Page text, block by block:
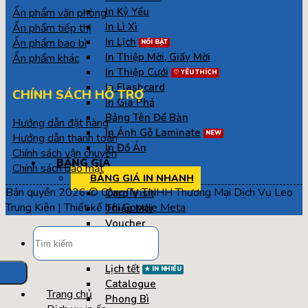
In Kỷ Yếu
In Lì Xì
In Lịch
In Thiệp Mời, Giấy Mời
In Thiệp Cưới
In Flashcard
In Gia Phả
Bảng Tên Để Bàn
In Ảnh Gỗ Laminate
In Đồ Án
BẢNG GIÁ
BẢNG GIÁ IN NHANH
Card Visit
Thiệp Mời
Voucher
Lịch tết
Catalogue
Phong Bì
Ấn phẩm văn phòng
Ấn phẩm tiếp thị
Ấn phẩm bao bì
Ấn phẩm khác
CHÍNH SÁCH HỖ TRỢ
Hướng dẫn đặt hàng
Hướng dẫn thanh toán
Chính sách vận chuyển
Chính sách bảo mật
Bản quyền 2026 © Công Ty TNHH Thương Mại Dịch Vụ Leo
Trung Kiên | Thiết kế bởiGoogle Meta
Tìm
kiếm:
Trang chủ